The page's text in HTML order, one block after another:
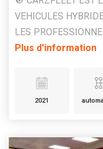
VEHICULES
LES
Plus d'information
2021